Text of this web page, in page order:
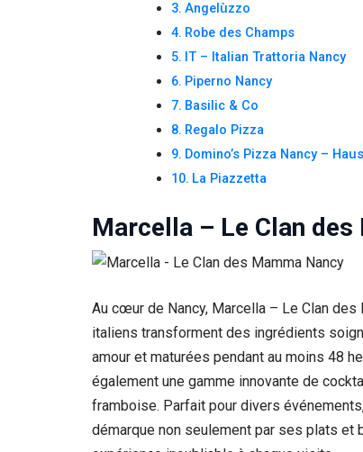
Angelùzzo
Robe des Champs
IT – Italian Trattoria Nancy
Piperno Nancy
Basilic & Co
Regalo Pizza
Domino’s Pizza Nancy –
La Piazzetta
Marcella – Le Clan
Au cœur de Nancy, Marcella – Le Clan
italiens transforment des ingrédients
amour et maturées pendant au moins 48
également une gamme innovante de
framboise. Parfait pour divers
démarque non seulement par ses plats et